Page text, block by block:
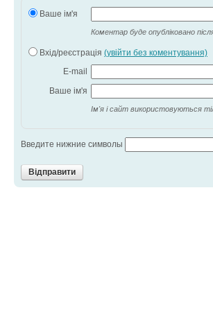
Ваше ім'я
Коментар буде опубліковано
Вхід/реєстрація (увійти без коментування)
E-mail
Ваше ім'я
Ім'я і сайт використовуються
Введите нижние символы
Відправити